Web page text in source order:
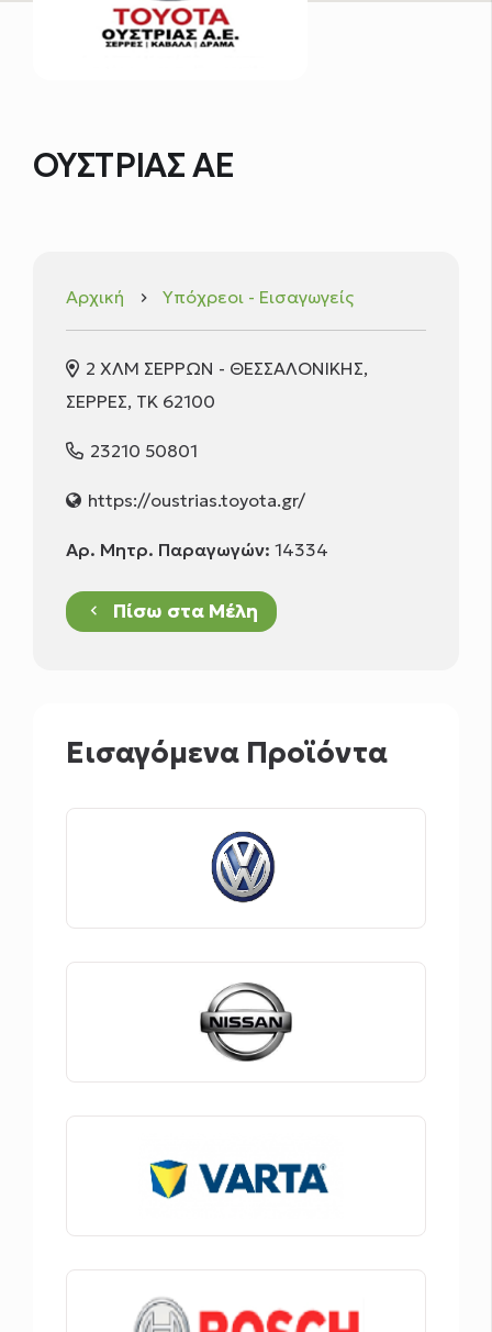
ΟΥΣΤΡΙΑΣ ΑΕ
Αρχική keyboard_arrow_right Υπόχρεοι - Εισαγωγείς
2 ΧΛΜ ΣΕΡΡΩΝ - ΘΕΣΣΑΛΟΝΙΚΗΣ,
ΣΕΡΡΕΣ, ΤΚ 62100
23210 50801
https://oustrias.toyota.gr/
Αρ. Μητρ. Παραγωγών: 14334
keyboard_arrow_left Πίσω στα Μέλη
Εισαγόμενα Προϊόντα